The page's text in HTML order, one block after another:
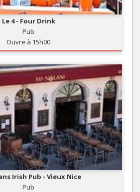
Le 4 - Four Drink
Pub
Ouvre à 15h00
Irish Pub - Vieux Nice
Pub